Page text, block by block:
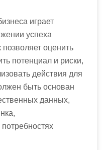
играет
успеха
позволяет оценить
потенциал и риски,
действия для
быть основан
данных,